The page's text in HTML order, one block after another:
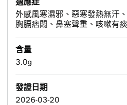
外感風寒濕邪、惡寒發熱無汗
胸膈痞悶、鼻塞聲重、咳嗽有痰
含量
3.0g
發證日期
2026-03-20